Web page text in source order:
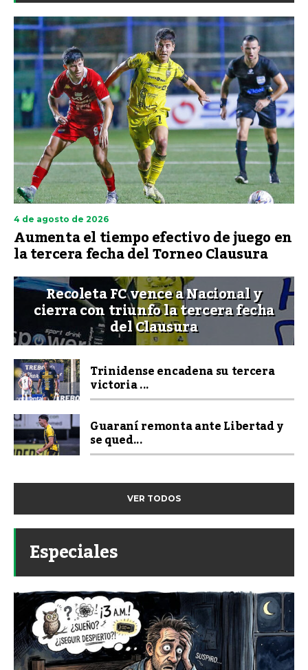
4 de agosto de 2026
Aumenta el tiempo efectivo de juego en
la tercera fecha del Torneo Clausura
Recoleta FC vence a Nacional y
cierra con triunfo la tercera fecha
del Clausura
Trinidense encadena su tercera
victoria ...
Guaraní remonta ante Libertad y
se qued...
VER TODOS
Especiales